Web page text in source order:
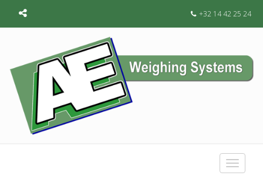
+32 14 42 25 24
Toggle